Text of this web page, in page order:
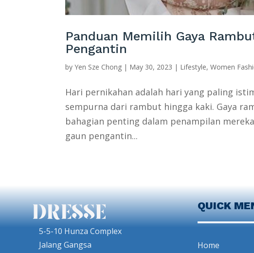
Panduan Memilih Gaya
Pengantin
byYen Sze Chong | May 30, 2023 | Lifestyle,Women
Hari pernikahan adalah hari yang paling
sempurna dari rambut hingga kaki. Gaya
bahagian penting dalam penampilan
gaun pengantin...
5-5-10 Hunza Complex
Jalang Gangsa
QUICK
Home